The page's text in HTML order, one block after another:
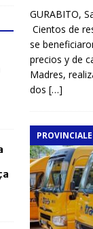
GURABITO,
Cientos de
se
precios y de
Madres,
dos […]